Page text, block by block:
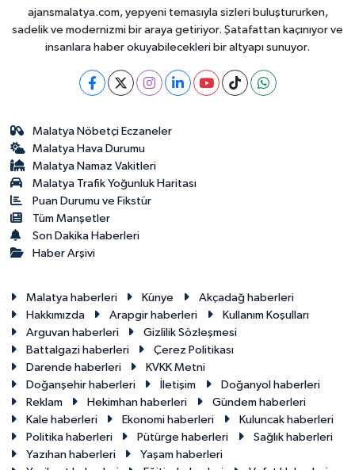
ajansmalatya.com, yepyeni temasıyla sizleri buluştururken,
sadelik ve modernizmi bir araya getiriyor. Şatafattan kaçınıyor ve
insanlara haber okuyabilecekleri bir altyapı sunuyor.
Malatya Nöbetçi Eczaneler
Malatya Hava Durumu
Malatya Namaz Vakitleri
Malatya Trafik Yoğunluk Haritası
Puan Durumu ve Fikstür
Tüm Manşetler
Son Dakika Haberleri
Haber Arşivi
Malatya haberleri Künye
Akçadağ haberleri
Hakkımızda
Arapgir haberleri
Kullanım Koşulları
Arguvan haberleri
Gizlilik Sözleşmesi
Battalgazi haberleri
Çerez Politikası
Darende haberleri
KVKK Metni
Doğanşehir haberleri
İletişim
Doğanyol haberleri
Reklam
Hekimhan haberleri
Gündem haberleri
Kale haberleri
Ekonomi haberleri
Kuluncak haberleri
Politika haberleri
Pütürge haberleri
Sağlık haberleri
Yazıhan haberleri
Yaşam haberleri